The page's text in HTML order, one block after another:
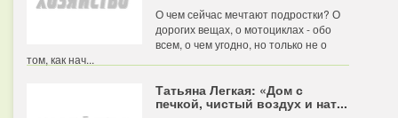
О чем сейчас мечтают подростки? О
дорогих вещах, о мотоциклах - обо
всем, о чем угодно, но только не о
том, как нач...
Татьяна Легкая: «Дом с
печкой, чистый воздух и нат...